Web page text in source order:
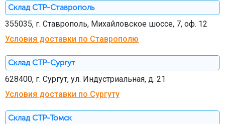
Склад СТР-Ставрополь
355035, г. Ставрополь, Михайловское шоссе, 7, оф. 12
Условия доставки по Ставрополю
Склад СТР-Сургут
628400, г. Сургут, ул. Индустриальная, д. 21
Условия доставки по Сургуту
Склад СТР-Томск